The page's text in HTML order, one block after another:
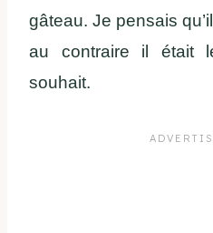
gâteau. Je pensais
au contraire il était
souhait.